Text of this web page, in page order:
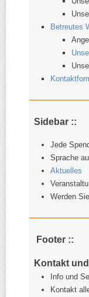
Betreutes
Sidebar ::
Jede
Sprache
Aktuelles
Werden
Footer ::
Kontakt
Info und
Kontakt